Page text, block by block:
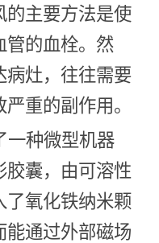
的主要方法是使
管的血栓。然
病灶，往往需要
重的副作用。
一种微型机器
胶囊，由可溶性
了氧化铁纳米颗
能通过外部磁场